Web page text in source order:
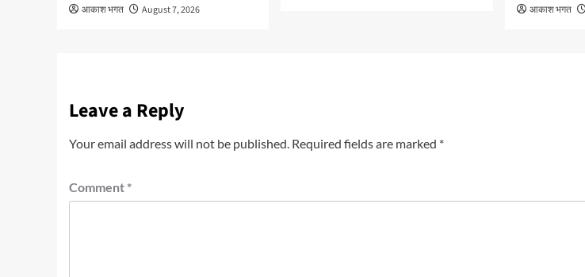
आकाश भगत August 7, 2026 आकाश भगत
Leave a Reply
Your email address will not be published. Required fields are marked *
Comment *